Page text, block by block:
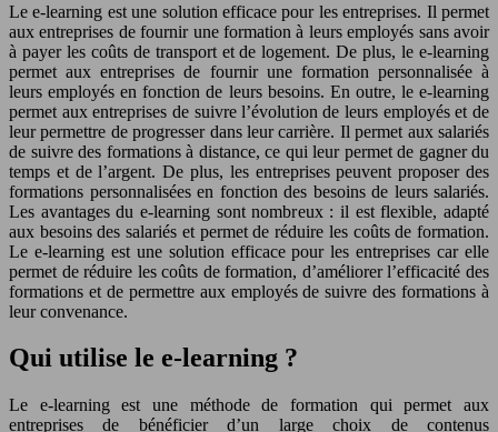
Le e-learning est une solution efficace pour les entreprises. Il permet
aux entreprises de fournir une formation à leurs employés sans avoir
à payer les coûts de transport et de logement. De plus, le e-learning
permet aux entreprises de fournir une formation personnalisée à
leurs employés en fonction de leurs besoins. En outre, le e-learning
permet aux entreprises de suivre l’évolution de leurs employés et de
leur permettre de progresser dans leur carrière. Il permet aux salariés
de suivre des formations à distance, ce qui leur permet de gagner du
temps et de l’argent. De plus, les entreprises peuvent proposer des
formations personnalisées en fonction des besoins de leurs salariés.
Les avantages du e-learning sont nombreux : il est flexible, adapté
aux besoins des salariés et permet de réduire les coûts de formation.
Le e-learning est une solution efficace pour les entreprises car elle
permet de réduire les coûts de formation, d’améliorer l’efficacité des
formations et de permettre aux employés de suivre des formations à
leur convenance.
Qui utilise le e-learning ?
Le e-learning est une méthode de formation qui permet aux
entreprises de bénéficier d’un large choix de contenus